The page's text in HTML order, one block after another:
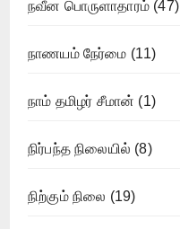
நவீன பொருளாதாரம் (47)
நாணயம் நேர்மை (11)
நாம் தமிழர் சீமான் (1)
நிர்பந்த நிலையில் (8)
நிற்கும் நிலை (19)